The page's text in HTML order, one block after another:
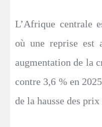
L’Afrique centrale
où une reprise est
augmentation de la
contre 3,6 % en
de la hausse des